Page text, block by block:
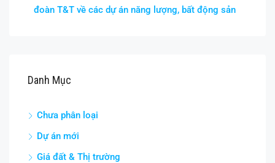
đoàn T&T về các dự án năng lượng, bất động sản
Danh Mục
Chưa phân loại
Dự án mới
Giá đất & Thị trường